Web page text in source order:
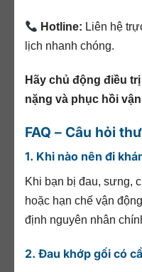
Hotline: Liên hệ
lịch nhanh chóng.
Hãy chủ động điều
nặng và phục hồi
FAQ – Câu hỏi
1. Khi nào nên đi
Khi bạn bị đau, sưng,
hoặc hạn chế vận
định nguyên nhân
2. Đau khớp gối có